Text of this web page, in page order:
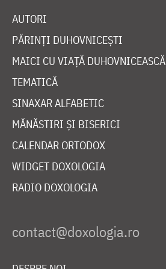
AUTORI
PĂRINȚI DUHOVNICEȘTI
MAICI CU VIAȚĂ DUHOVNICEASCĂ
TEMATICĂ
SINAXAR ALFABETIC
MĂNĂSTIRI ȘI BISERICI
CALENDAR ORTODOX
WIDGET DOXOLOGIA
RADIO DOXOLOGIA